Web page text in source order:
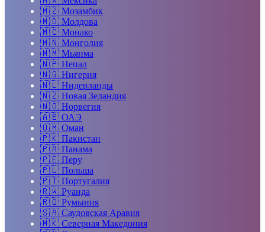
🇲🇿 Мозамбик
🇲🇩 Молдова
🇲🇨 Монако
🇲🇳 Монголия
🇲🇲 Мьянма
🇳🇵 Непал
🇳🇬 Нигерия
🇳🇱 Нидерланды
🇳🇿 Новая Зеландия
🇳🇴 Норвегия
🇦🇪 ОАЭ
🇴🇲 Оман
🇵🇰 Пакистан
🇵🇦 Панама
🇵🇪 Перу
🇵🇱 Польша
🇵🇹 Португалия
🇷🇼 Руанда
🇷🇴 Румыния
🇸🇦 Саудовская Аравия
🇲🇰 Северная Македония